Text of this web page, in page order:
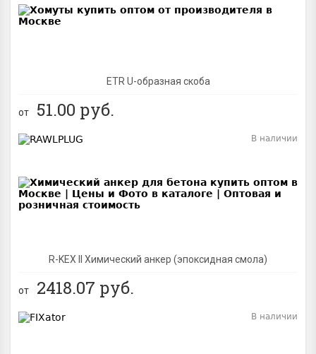
ETR U-образная скоба
от 51.00 руб.
R-KEX II Химический анкер (эпоксидная смола)
В наличии
от 2418.07 руб.
В наличии